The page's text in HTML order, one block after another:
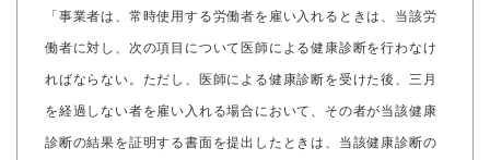
「事業者は、常時使用する労働者を雇い入れるときは、当該労
働者に対し、次の項目について医師による健康診断を行わなけ
ればならない。ただし、医師による健康診断を受けた後、三月
を経過しない者を雇い入れる場合において、その者が当該健康
診断の結果を証明する書面を提出したときは、当該健康診断の